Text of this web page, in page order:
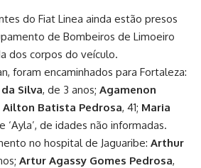
do Fiat Linea ainda estão presos
de Bombeiros de Limoeiro
dos corpos do veículo.
foram encaminhados para Fortaleza:
Silva, de 3 anos; Agamenon
Ailton Batista Pedrosa, 41; Maria
e ‘Ayla’, de idades não informadas.
no hospital de Jaguaribe: Arthur
Artur Agassy Gomes Pedrosa,